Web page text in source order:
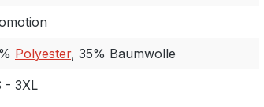
Polyester, 35% Baumwolle
- 3XL